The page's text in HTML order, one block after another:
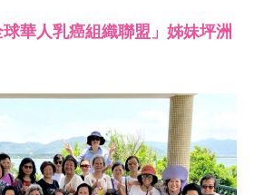
華人乳癌組織聯盟」姊妹坪洲